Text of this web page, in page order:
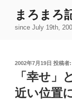
まろまろ
since July 19th,
投
2002年7月19日 投稿者:
「幸せ」
近い位置